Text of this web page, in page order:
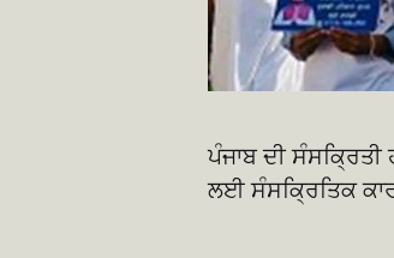
ਪੰਜਾਬ ਦੀ
ਲਈ ਸੰਸਕ੍ਰਿਤਿਕ